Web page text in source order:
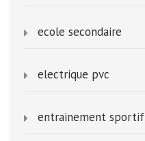
ecole secondaire
electrique pvc
entrainement sportif